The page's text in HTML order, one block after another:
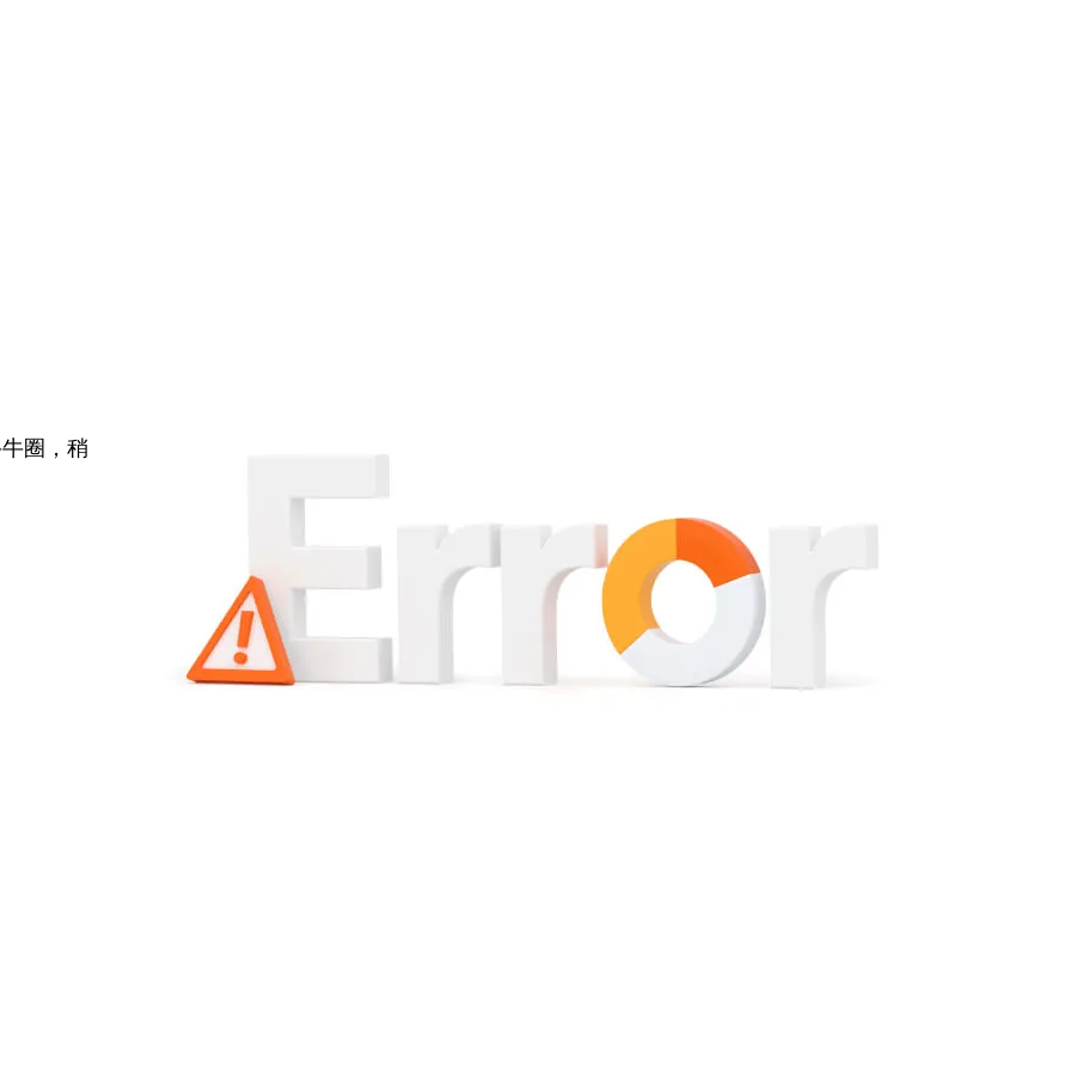
圈，稍